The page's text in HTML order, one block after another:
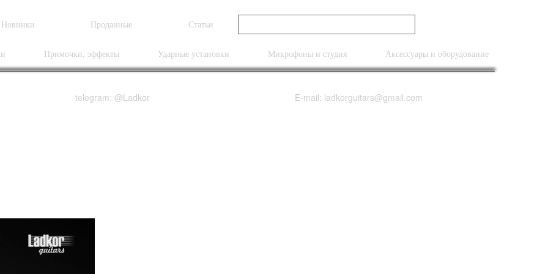
Новинки Проданные Статьи
Примочки, эффекты Ударные установки Микрофоны и студия Аксессуары и оборудование
telegram: @Ladkor E-mail: ladkorguitars@gmail.com